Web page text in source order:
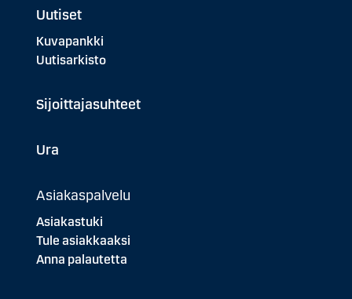
Uutiset
Kuvapankki
Uutisarkisto
Sijoittajasuhteet
Ura
Asiakaspalvelu
Asiakastuki
Tule asiakkaaksi
Anna palautetta